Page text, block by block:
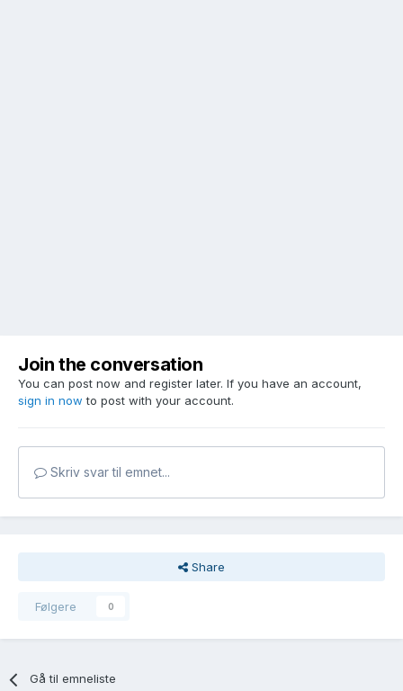
Join the conversation
You can post now and register later. If you have an account,
sign in now to post with your account.
Skriv svar til emnet...
Share
Følgere 0
Gå til emneliste